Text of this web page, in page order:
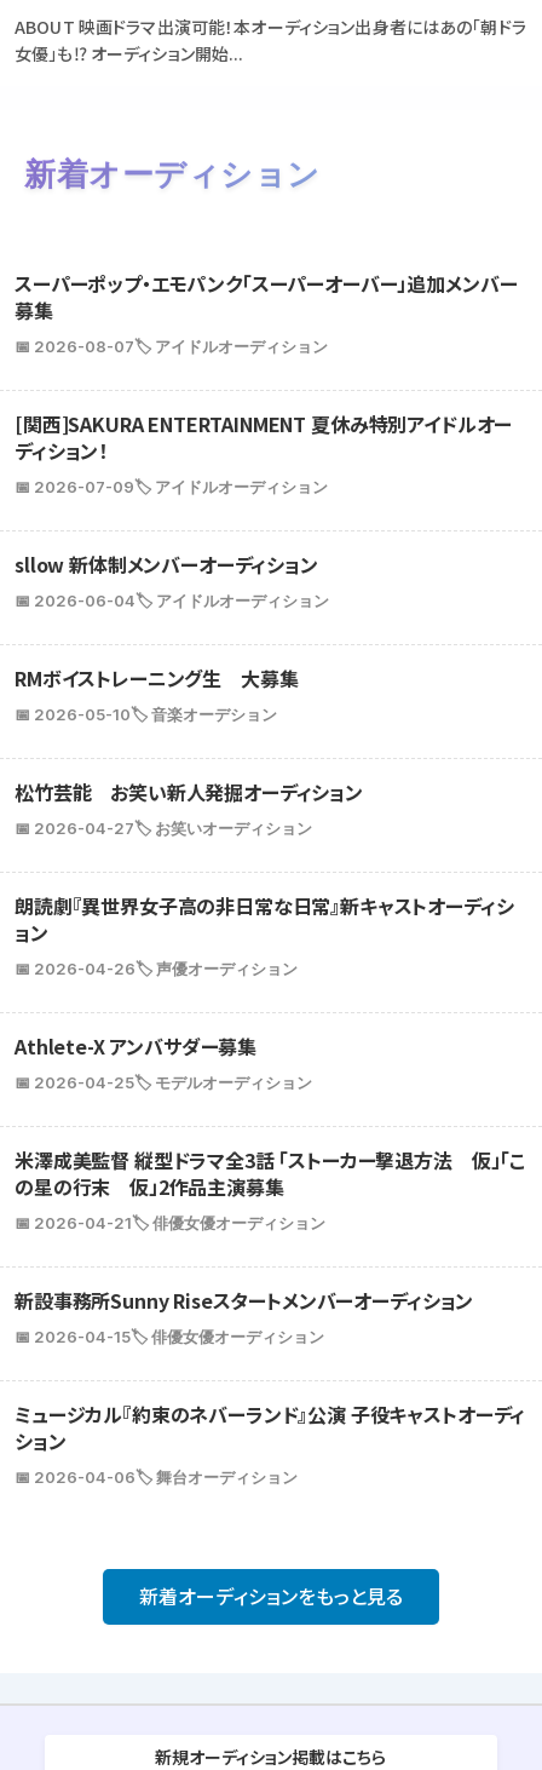
ABOUT 映画ドラマ出演可能！本オーディション出身者にはあの「朝ドラ
女優」も⁉ オーディション開始...
新着オーディション
スーパーポップ・エモパンク「スーパーオーバー」追加メンバー
募集
📅 2026-08-07🏷️ アイドルオーディション
[関西]SAKURA ENTERTAINMENT 夏休み特別アイドルオー
ディション！
📅 2026-07-09🏷️ アイドルオーディション
sllow 新体制メンバーオーディション
📅 2026-06-04🏷️ アイドルオーディション
RMボイストレーニング生 大募集
📅 2026-05-10🏷️ 音楽オーデション
松竹芸能 お笑い新人発掘オーディション
📅 2026-04-27🏷️ お笑いオーディション
朗読劇『異世界女子高の非日常な日常』新キャストオーディシ
ョン
📅 2026-04-26🏷️ 声優オーディション
Athlete-X アンバサダー募集
📅 2026-04-25🏷️ モデルオーディション
米澤成美監督 縦型ドラマ全3話 「ストーカー撃退方法 仮」「こ
の星の行末 仮」2作品主演募集
📅 2026-04-21🏷️ 俳優女優オーディション
新設事務所Sunny Riseスタートメンバーオーディション
📅 2026-04-15🏷️ 俳優女優オーディション
ミュージカル『約束のネバーランド』公演 子役キャストオーディ
ション
📅 2026-04-06🏷️ 舞台オーディション
新着オーディションをもっと見る
新規オーディション掲載はこちら